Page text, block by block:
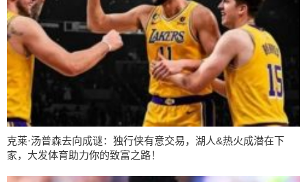
克莱·汤普森去向成谜：独行侠有意交易，湖人&热火成潜在下
家，大发体育助力你的致富之路！